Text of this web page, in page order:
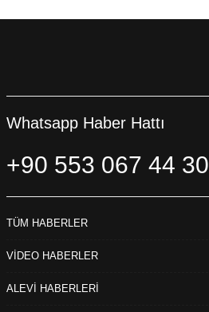
Whatsapp Haber Hattı
+90 553 067 44 30
TÜM HABERLER
VİDEO HABERLER
ALEVİ HABERLERİ